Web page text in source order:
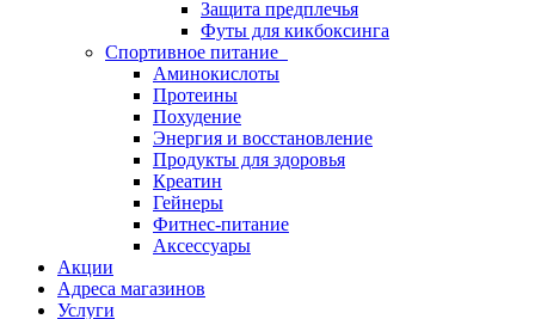
Защита предплечья
Футы для кикбоксинга
Спортивное питание
Аминокислоты
Протеины
Похудение
Энергия и восстановление
Продукты для здоровья
Креатин
Гейнеры
Фитнес-питание
Аксессуары
Акции
Адреса магазинов
Услуги